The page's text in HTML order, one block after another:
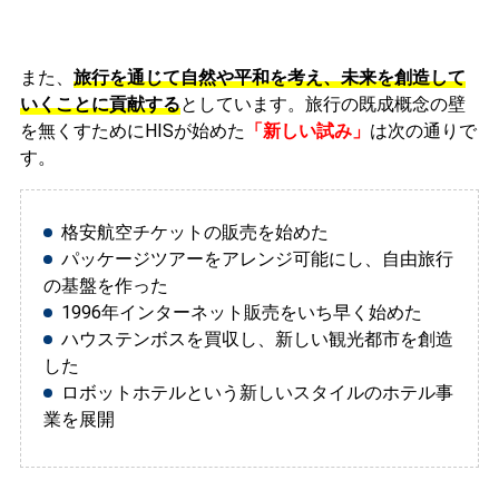
また、 旅行を通じて自然や平和を考え、未来を創造して
いくことに貢献するとしています。 旅行の既成概念の壁
を無くすためにHISが始めた 「新しい試み」 は次の通りで
す。
格安航空チケットの販売を始めた
パッケージツアーをアレンジ可能にし、自由旅行
の基盤を作った
1996年インターネット販売をいち早く始めた
ハウステンボスを買収し、新しい観光都市を創造
した
ロボットホテルという新しいスタイルのホテル事
業を展開